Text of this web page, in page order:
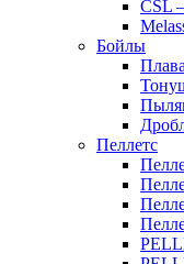
CSL
Бойлы
Пеллетс